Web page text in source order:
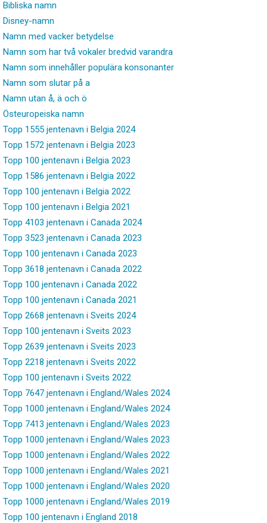
Bibliska namn
Disney-namn
Namn med vacker betydelse
Namn som har två vokaler bredvid varandra
Namn som innehåller populära konsonanter
Namn som slutar på a
Namn utan å, ä och ö
Östeuropeiska namn
Topp 1555 jentenavn i Belgia 2024
Topp 1572 jentenavn i Belgia 2023
Topp 100 jentenavn i Belgia 2023
Topp 1586 jentenavn i Belgia 2022
Topp 100 jentenavn i Belgia 2022
Topp 100 jentenavn i Belgia 2021
Topp 4103 jentenavn i Canada 2024
Topp 3523 jentenavn i Canada 2023
Topp 100 jentenavn i Canada 2023
Topp 3618 jentenavn i Canada 2022
Topp 100 jentenavn i Canada 2022
Topp 100 jentenavn i Canada 2021
Topp 2668 jentenavn i Sveits 2024
Topp 100 jentenavn i Sveits 2023
Topp 2639 jentenavn i Sveits 2023
Topp 2218 jentenavn i Sveits 2022
Topp 100 jentenavn i Sveits 2022
Topp 7647 jentenavn i England/Wales 2024
Topp 1000 jentenavn i England/Wales 2024
Topp 7413 jentenavn i England/Wales 2023
Topp 1000 jentenavn i England/Wales 2023
Topp 1000 jentenavn i England/Wales 2022
Topp 1000 jentenavn i England/Wales 2021
Topp 1000 jentenavn i England/Wales 2020
Topp 1000 jentenavn i England/Wales 2019
Topp 100 jentenavn i England 2018